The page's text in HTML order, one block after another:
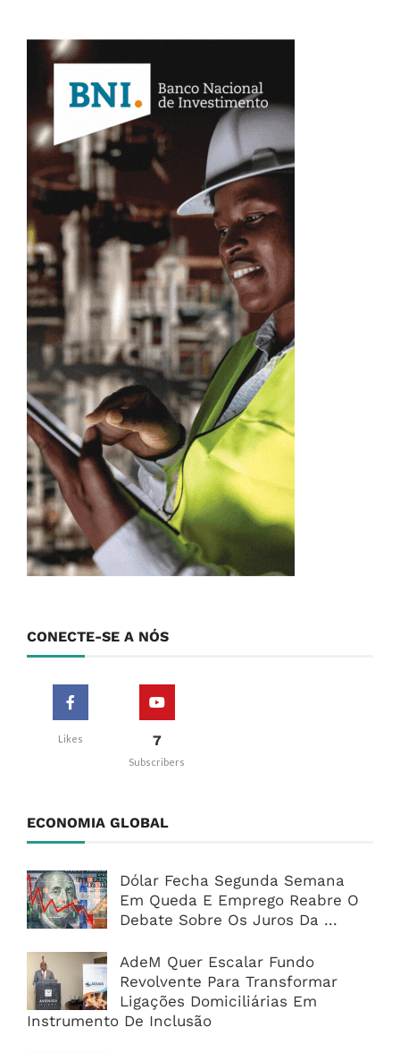
CONECTE-SE A NÓS
Likes 7
Subscribers
ECONOMIA GLOBAL
Dólar Fecha Segunda Semana
Em Queda E Emprego Reabre O
Debate Sobre Os Juros Da ...
AdeM Quer Escalar Fundo
Revolvente Para Transformar
Ligações Domiciliárias Em
Instrumento De Inclusão